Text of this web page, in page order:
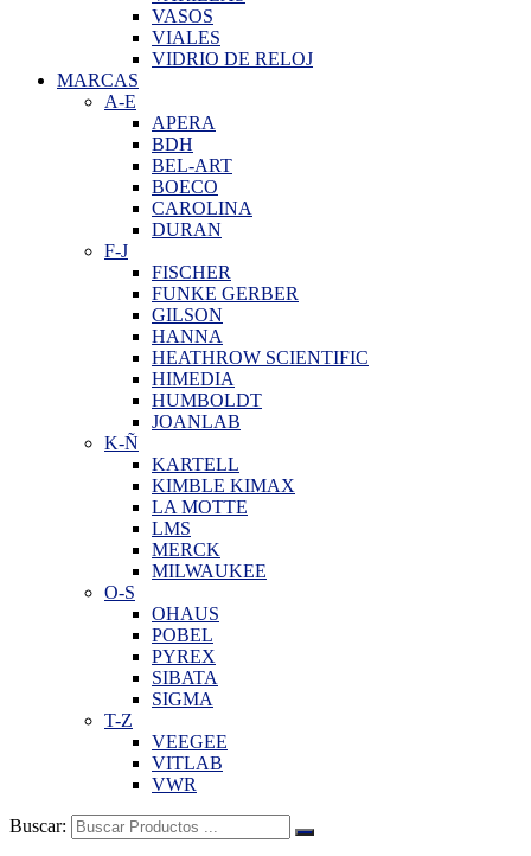
VASOS
VIALES
VIDRIO DE RELOJ
MARCAS
A-E
APERA
BDH
BEL-ART
BOECO
CAROLINA
DURAN
F-J
FISCHER
FUNKE GERBER
GILSON
HANNA
HEATHROW SCIENTIFIC
HIMEDIA
HUMBOLDT
JOANLAB
K-Ñ
KARTELL
KIMBLE KIMAX
LA MOTTE
LMS
MERCK
MILWAUKEE
O-S
OHAUS
POBEL
PYREX
SIBATA
SIGMA
T-Z
VEEGEE
VITLAB
VWR
Buscar: